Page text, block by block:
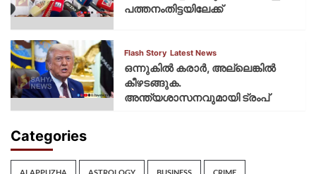
പത്തനംതിട്ടയിലേക്ക്
Flash Story Latest News
ഒന്നുകില്‍ കരാര്‍, അല്ലെങ്കില്‍
കീഴടങ്ങുക.
അന്ത്യശാസനവുമായി ട്രംപ്
Categories